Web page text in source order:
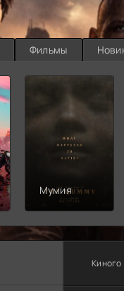
Фильмы
Мумия
Киного